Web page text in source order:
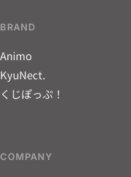
BRAND
Animo
KyuNect.
くじぽっぷ！
COMPANY